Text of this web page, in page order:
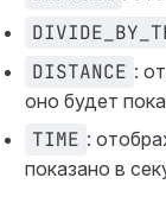
DISTANCE :
оно будет
TIME :
показано в